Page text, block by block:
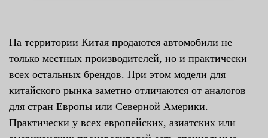
На территории Китая продаются автомобили не
только местных производителей, но и практически
всех остальных брендов. При этом модели для
китайского рынка заметно отличаются от аналогов
для стран Европы или Северной Америки.
Практически у всех европейских, азиатских или